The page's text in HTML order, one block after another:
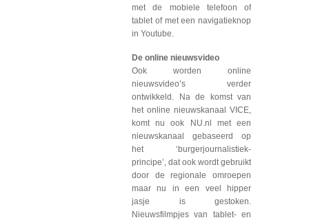
met de mobiele telefoon of
tablet of met een navigatieknop
in Youtube.
De online nieuwsvideo
Ook worden online
nieuwsvideo’s verder
ontwikkeld. Na de komst van
het online nieuwskanaal VICE,
komt nu ook NU.nl met een
nieuwskanaal gebaseerd op
het ‘burgerjournalistiek-
principe’, dat ook wordt gebruikt
door de regionale omroepen
maar nu in een veel hipper
jasje is gestoken.
Nieuwsfilmpjes van tablet- en